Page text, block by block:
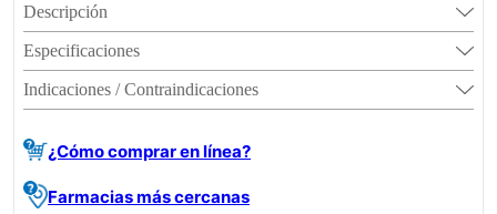
Descripción
Especificaciones
Indicaciones / Contraindicaciones
¿Cómo comprar en línea?
Farmacias más cercanas